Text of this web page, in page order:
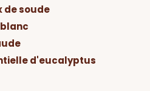
de soude
d'eucalyptus